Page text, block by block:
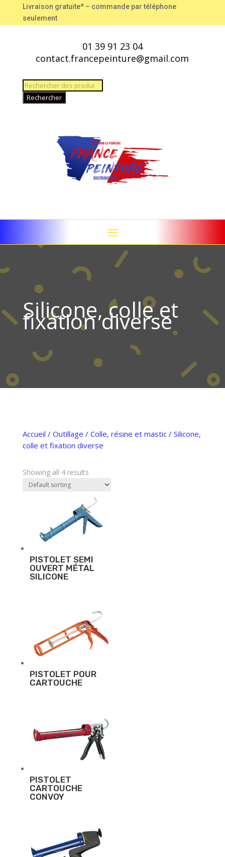
Livraison gratuite* – commande par téléphone
seulement
01 39 91 23 04
contact.francepeinture@gmail.com
Recherche
de
Rechercher
Silicone, colle et
fixation diverse
Accueil / Outillage / Colle, résine et mastic/ Silicone,
colle et fixation diverse
Showing all 4 results
PISTOLET SEMI
OUVERT MÉTAL
SILICONE
PISTOLET POUR
CARTOUCHE
PISTOLET
CARTOUCHE
CONVOY